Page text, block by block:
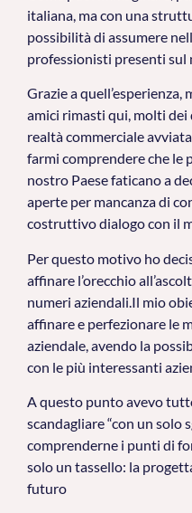
italiana, ma con una
possibilità di assumere
professionisti presenti sul
Grazie a
amici rimasti qui, molti dei
realtà commerciale
farmi comprendere che le
nostro Paese faticano a
aperte per mancanza di
costruttivo dialogo con il
Per questo motivo ho
affinare l’orecchio
numeri aziendali.Il mio
affinare e perfezionare le
aziendale, avendo la
con le più interessanti
A questo punto avevo
scandagliare “con un solo
comprenderne i punti di
solo un tassello: la
futuro